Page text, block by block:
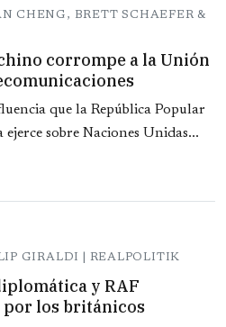
CHENG, BRETT SCHAEFER &
corrompe a la Unión
que la República Popular
ejerce sobre Naciones Unidas...
GIRALDI | REALPOLITIK
y RAF
por los británicos